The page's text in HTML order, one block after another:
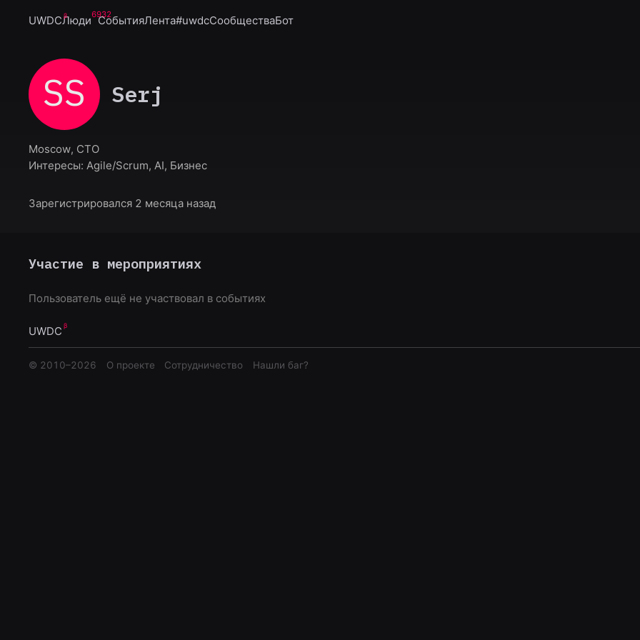
UWDCЛюди6932
СобытияЛента#uwdcСообществаБот
SS Serj
Moscow, CTO
Интересы: Agile/Scrum, AI, Бизнес
Зарегистрировался 2 месяца назад
Участие в мероприятиях
Пользователь ещё не участвовал в событиях
UWDC
© 2010–2026 О проекте Сотрудничество Нашли баг?